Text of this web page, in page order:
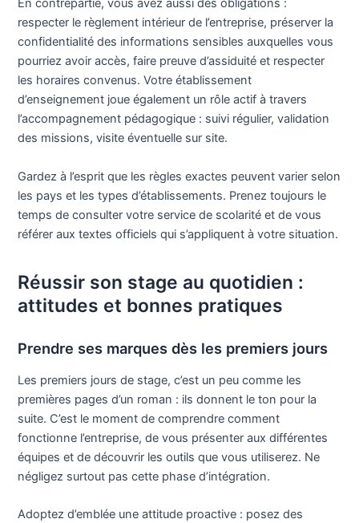
En contrepartie, vous avez aussi des obligations :
respecter le règlement intérieur de l’entreprise, préserver la
confidentialité des informations sensibles auxquelles vous
pourriez avoir accès, faire preuve d’assiduité et respecter
les horaires convenus. Votre établissement
d’enseignement joue également un rôle actif à travers
l’accompagnement pédagogique : suivi régulier, validation
des missions, visite éventuelle sur site.
Gardez à l’esprit que les règles exactes peuvent varier selon
les pays et les types d’établissements. Prenez toujours le
temps de consulter votre service de scolarité et de vous
référer aux textes officiels qui s’appliquent à votre situation.
Réussir son stage au quotidien :
attitudes et bonnes pratiques
Prendre ses marques dès les premiers jours
Les premiers jours de stage, c’est un peu comme les
premières pages d’un roman : ils donnent le ton pour la
suite. C’est le moment de comprendre comment
fonctionne l’entreprise, de vous présenter aux différentes
équipes et de découvrir les outils que vous utiliserez. Ne
négligez surtout pas cette phase d’intégration.
Adoptez d’emblée une attitude proactive : posez des